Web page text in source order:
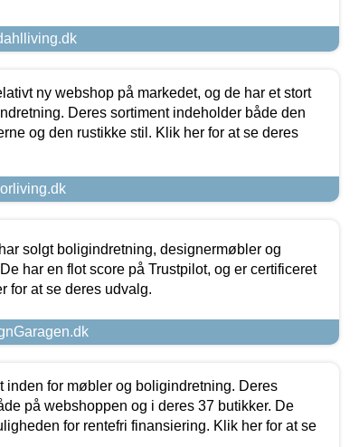
ny webshop på markedet, og de har et stort
Deres sortiment indeholder både den
og den rustikke stil. Klik her for at se deres
solgt boligindretning, designermøbler og
har en flot score på Trustpilot, og er certificeret
for at se deres udvalg.
inden for møbler og boligindretning. Deres
på webshoppen og i deres 37 butikker. De
for rentefri finansiering. Klik her for at se